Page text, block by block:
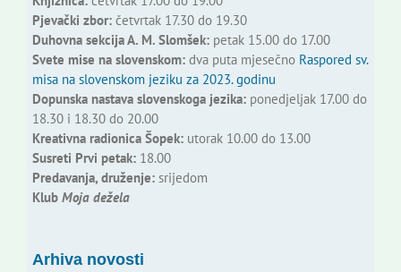
Pjevački zbor:četvrtak 17.30 do 19.30
Duhovna sekcija A. M. Slomšek:petak 15.00 do 17.00
Svete mise na slovenskom:dva puta mjesečno Raspored sv.
misa na slovenskom jeziku za 2023. godinu
Dopunska nastava slovenskoga jezika:ponedjeljak 17.00 do
18.30 i 18.30 do 20.00
Kreativna radionica Šopek:utorak 10.00 do 13.00
Susreti Prvi petak:18.00
Predavanja, druženje:srijedom
Klub Moja dežela
Arhiva novosti